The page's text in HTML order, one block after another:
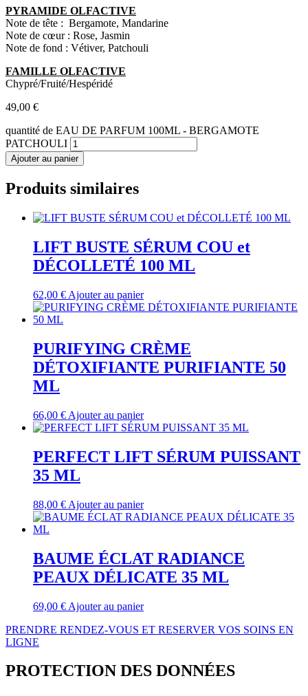
PYRAMIDE OLFACTIVE
Note de tête : Bergamote, Mandarine
Note de cœur : Rose, Jasmin
Note de fond : Vétiver, Patchouli
FAMILLE OLFACTIVE
Chypré/Fruité/Hespéridé
49,00 €
quantité de EAU DE PARFUM 100ML - BERGAMOTE
PATCHOULI
Ajouter au panier
Produits similaires
LIFT BUSTE SÉRUM COU et
DÉCOLLETÉ 100 ML
62,00 € Ajouter au panier
PURIFYING CRÈME
DÉTOXIFIANTE PURIFIANTE 50
ML
66,00 € Ajouter au panier
PERFECT LIFT SÉRUM PUISSANT
35 ML
88,00 € Ajouter au panier
BAUME ÉCLAT RADIANCE
PEAUX DÉLICATE 35 ML
69,00 € Ajouter au panier
PRENDRE RENDEZ-VOUS ET RESERVER VOS SOINS EN
LIGNE
PROTECTION DES DONNÉES